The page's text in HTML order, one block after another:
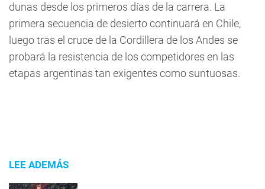
dunas desde los primeros días de la carrera. La
primera secuencia de desierto continuará en Chile,
luego tras el cruce de la Cordillera de los Andes se
probará la resistencia de los competidores en las
etapas argentinas tan exigentes como suntuosas.
LEE ADEMÁS